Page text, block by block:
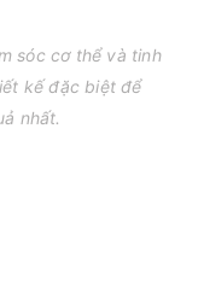
sóc cơ thể và tinh
kế đặc biệt để
nhất.